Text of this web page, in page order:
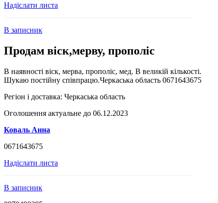
Надіслати листа
В записник
Продам віск,мерву, прополіс
В наявності віск, мерва, прополіс, мед. В великій кількості.
Шукаю постійну співпрацю.Черкаська область 0671643675
Регіон і доставка: Черкаська область
Оголошення актуальне до 06.12.2023
Коваль Анна
0671643675
Надіслати листа
В записник